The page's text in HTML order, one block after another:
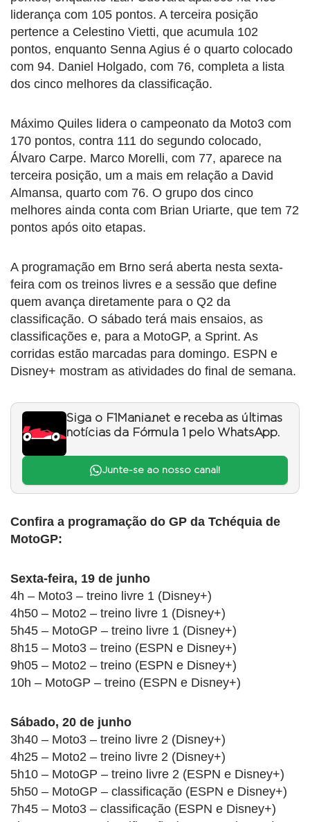
liderança com 105 pontos. A terceira posição
pertence a Celestino Vietti, que acumula 102
pontos, enquanto Senna Agius é o quarto colocado
com 94. Daniel Holgado, com 76, completa a lista
dos cinco melhores da classificação.
Máximo Quiles lidera o campeonato da Moto3 com
170 pontos, contra 111 do segundo colocado,
Álvaro Carpe. Marco Morelli, com 77, aparece na
terceira posição, um a mais em relação a David
Almansa, quarto com 76. O grupo dos cinco
melhores ainda conta com Brian Uriarte, que tem 72
pontos após oito etapas.
A programação em Brno será aberta nesta sexta-
feira com os treinos livres e a sessão que define
quem avança diretamente para o Q2 da
classificação. O sábado terá mais ensaios, as
classificações e, para a MotoGP, a Sprint. As
corridas estão marcadas para domingo. ESPN e
Disney+ mostram as atividades do final de semana.
Siga o F1Mania.net e receba as últimas
notícias da Fórmula 1 pelo WhatsApp.
Junte-se ao nosso canal!
Confira a programação do GP da Tchéquia de
MotoGP:
Sexta-feira, 19 de junho
4h – Moto3 – treino livre 1 (Disney+)
4h50 – Moto2 – treino livre 1 (Disney+)
5h45 – MotoGP – treino livre 1 (Disney+)
8h15 – Moto3 – treino (ESPN e Disney+)
9h05 – Moto2 – treino (ESPN e Disney+)
10h – MotoGP – treino (ESPN e Disney+)
Sábado, 20 de junho
3h40 – Moto3 – treino livre 2 (Disney+)
4h25 – Moto2 – treino livre 2 (Disney+)
5h10 – MotoGP – treino livre 2 (ESPN e Disney+)
5h50 – MotoGP – classificação (ESPN e Disney+)
7h45 – Moto3 – classificação (ESPN e Disney+)